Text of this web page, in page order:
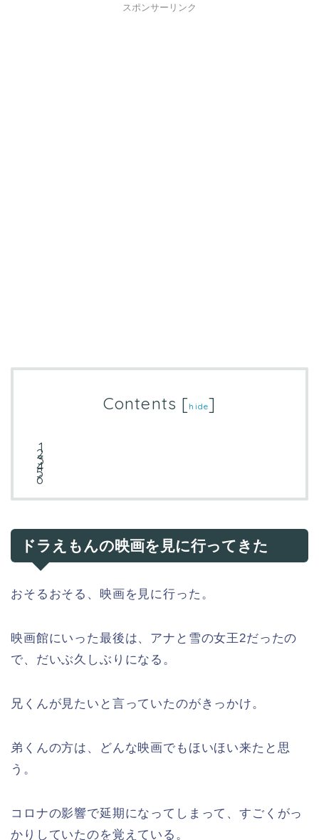
スポンサーリンク
Contents [hide]
ドラえもんの映画を見に行ってきた
おそるおそる、映画を見に行った。
映画館にいった最後は、アナと雪の女王2だったの
で、だいぶ久しぶりになる。
兄くんが見たいと言っていたのがきっかけ。
弟くんの方は、どんな映画でもほいほい来たと思
う。
コロナの影響で延期になってしまって、すごくがっ
かりしていたのを覚えている。